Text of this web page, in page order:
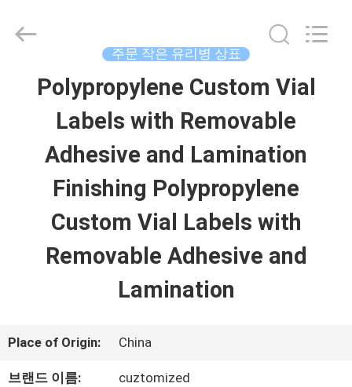
대
하
2017
주문 작은 유리병 상표
Polypropylene Custom Vial
Labels with Removable
Adhesive and Lamination
Finishing Polypropylene
Custom Vial Labels with
Removable Adhesive and
Lamination
Place of Origin: China
브랜드 이름: cuztomized